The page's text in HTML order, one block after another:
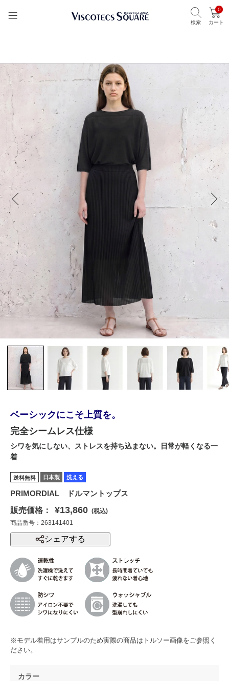
検索
0
カート
ベーシックにこそ上質を。
完全シームレス仕様
シワを気にしない、ストレスを持ち込まない。日常が軽くなる一
着
送料無料 日本製 洗える
PRIMORDIAL ドルマントップス
販売価格：
¥13,860 (税込)
商品番号：263141401
シェアする
※モデル着用はサンプルのため実際の商品はトルソー画像をご参照く
ださい。
カラー